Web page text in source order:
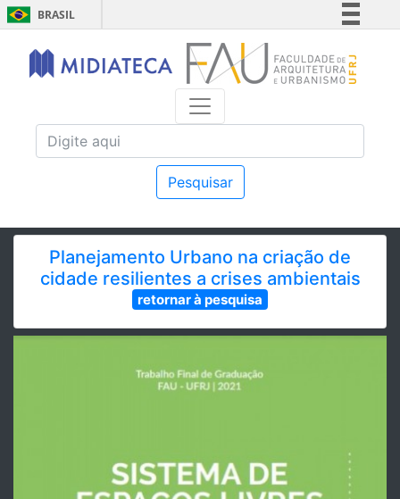
BRASIL
Simplifique!
Comunica BR
Acesso à informação
Pesquisar
Planejamento Urbano na criação de
cidade resilientes a crises ambientais
retornar à pesquisa